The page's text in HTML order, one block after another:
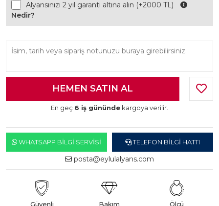
Alyansınızı 2 yıl garanti altına alın (+2000 TL)
Nedir?
En geç 6 iş gününde kargoya verilir.
WHATSAPP BILGI SERVISI TELEFON BILGI HATTI
posta@eylulalyans.com
Güvenli
Bakım
Ölçü